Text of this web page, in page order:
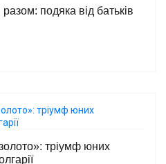
подяка від батьків
тріумф юних